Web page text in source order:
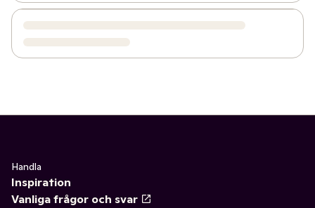
Handla
Inspiration
Vanliga frågor och svar